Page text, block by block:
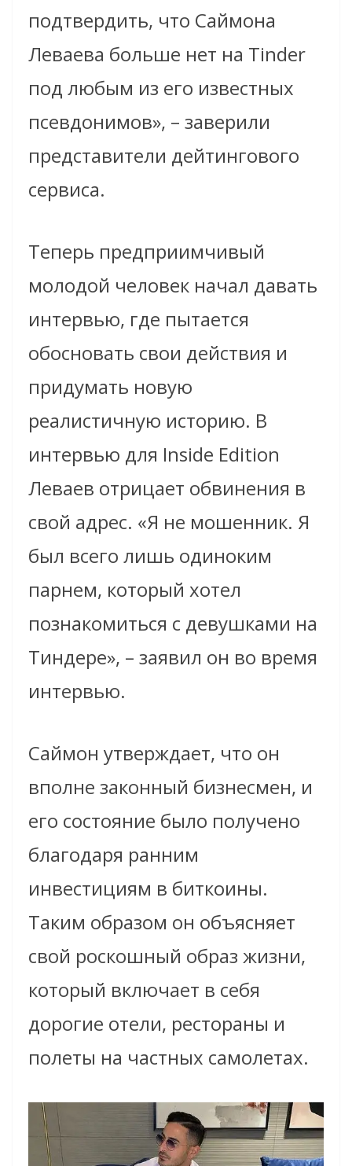
подтвердить, что Саймона
Леваева больше нет на Tinder
под любым из его известных
псевдонимов», – заверили
представители дейтингового
сервиса.
Теперь предприимчивый
молодой человек начал давать
интервью, где пытается
обосновать свои действия и
придумать новую
реалистичную историю. В
интервью для Inside Edition
Леваев отрицает обвинения в
свой адрес. «Я не мошенник. Я
был всего лишь одиноким
парнем, который хотел
познакомиться с девушками на
Тиндере», – заявил он во время
интервью.
Саймон утверждает, что он
вполне законный бизнесмен, и
его состояние было получено
благодаря ранним
инвестициям в биткоины.
Таким образом он объясняет
свой роскошный образ жизни,
который включает в себя
дорогие отели, рестораны и
полеты на частных самолетах.